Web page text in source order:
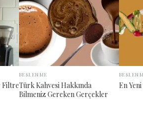
Filtre
BESLENME
Türk Kahvesi Hakkında
Bilmeniz Gereken Gerçekler
En